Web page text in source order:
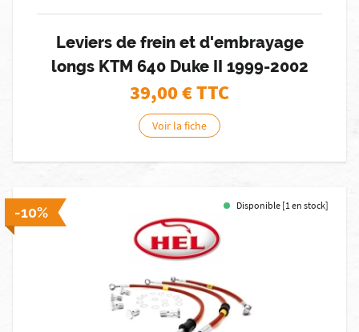
Leviers de frein et d'embrayage
longs KTM 640 Duke II 1999-2002
39,00€ TTC
Voir la fiche
-10% Disponible [1 en stock]